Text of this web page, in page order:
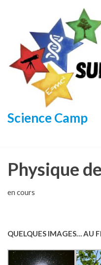
Science Camp
Physique
en cours
QUELQUES IMAGES… AU